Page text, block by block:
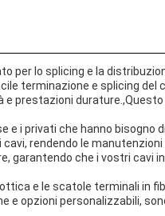
lo splicing e la
terminazione e splicing del
prestazioni
i privati che hanno bisogno
rendendo le manutenzioni
garantendo che i vostri cavi
e le scatole terminali in
e opzioni personalizzabili,